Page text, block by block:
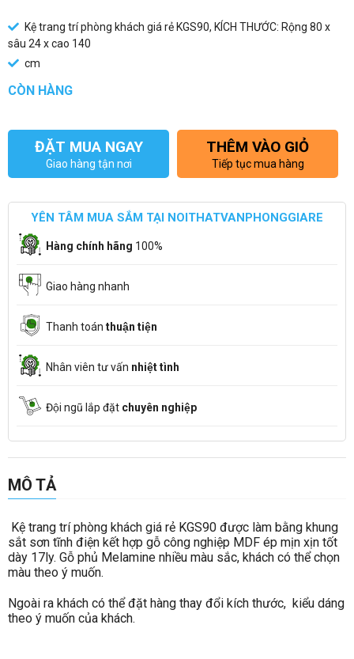
Kệ trang trí phòng khách giá rẻ KGS90, KÍCH THƯỚC: Rộng 80 x
sâu 24 x cao 140
cm
CÒN HÀNG
ĐẶT MUA NGAY
Giao hàng tận nơi
THÊM VÀO GIỎ
Tiếp tục mua hàng
YÊN TÂM MUA SẮM TẠI NOITHATVANPHONGGIARE
Hàng chính hãng 100%
Giao hàng nhanh
Thanh toán thuận tiện
Nhân viên tư vấn nhiệt tình
Đội ngũ lắp đặt chuyên nghiệp
MÔ TẢ
Kệ trang trí phòng khách giá rẻ KGS90 được làm bằng khung
sắt sơn tĩnh điện kết hợp gỗ công nghiệp MDF ép mịn xịn tốt
dày 17ly. Gỗ phủ Melamine nhiều màu sắc, khách có thể chọn
màu theo ý muốn.
Ngoài ra khách có thể đặt hàng thay đổi kích thước, kiểu dáng
theo ý muốn của khách.